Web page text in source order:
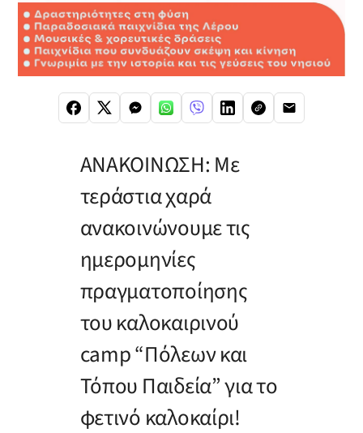
ΑΝΑΚΟΙΝΩΣΗ: Με
τεράστια χαρά
ανακοινώνουμε τις
ημερομηνίες
πραγματοποίησης
του καλοκαιρινού
camp “Πόλεων και
Τόπου Παιδεία” για το
φετινό καλοκαίρι!